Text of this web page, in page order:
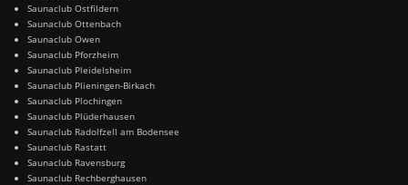
Saunaclub Ostfildern
Saunaclub Ottenbach
Saunaclub Owen
Saunaclub Pforzheim
Saunaclub Pleidelsheim
Saunaclub Plieningen-Birkach
Saunaclub Plochingen
Saunaclub Plüderhausen
Saunaclub Radolfzell am Bodensee
Saunaclub Rastatt
Saunaclub Ravensburg
Saunaclub Rechberghausen